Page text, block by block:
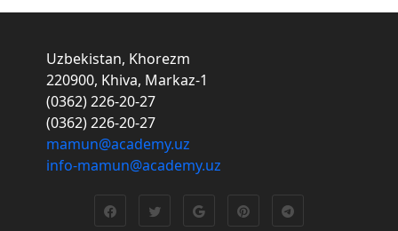
Uzbekistan, Khorezm
220900, Khiva, Markaz-1
(0362) 226-20-27
(0362) 226-20-27
mamun@academy.uz
info-mamun@academy.uz